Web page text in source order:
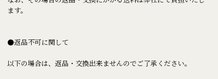
ます。
●返品不可に関して
以下の場合は、返品・交換出来ませんのでご了承ください。